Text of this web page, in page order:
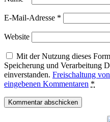
E-Mail-Adresse *
Website
Mit der Nutzung dieses
Speicherung und Verarbeitung
einverstanden. Freischaltung
eingebenen Kommentaren *